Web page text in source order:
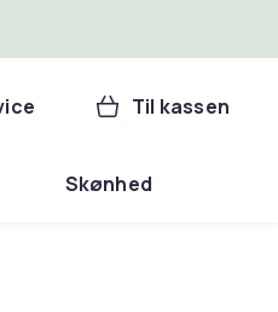
Til kassen
Skønhed